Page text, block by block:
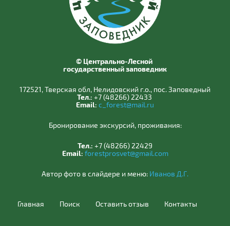
© Центрально-Лесной
государственный заповедник
172521, Тверская обл, Нелидовский г.о., пос. Заповедный
Тел.: +7 (48266) 22433
Email: c_forest@mail.ru
Бронирование экскурсий, проживания:
Тел.: +7 (48266) 22429
Email: forestprosvet@gmail.com
Автор фото в слайдере и меню: Иванов Д.Г.
Главная Поиск Оставить отзыв Контакты